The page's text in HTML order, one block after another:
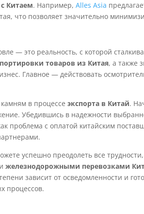
с Китаем. Например,Alles Asia
что позволяет значительно
— это реальность, с которой
товаров из Китая, а также
Главное — действовать
в процессеэкспорта в Китай.
Убедившись в надежности
проблема с оплатой китайским
успешно преодолеть все
ижелезнодорожными перевозками
зависит от осведомленности и
процессов.